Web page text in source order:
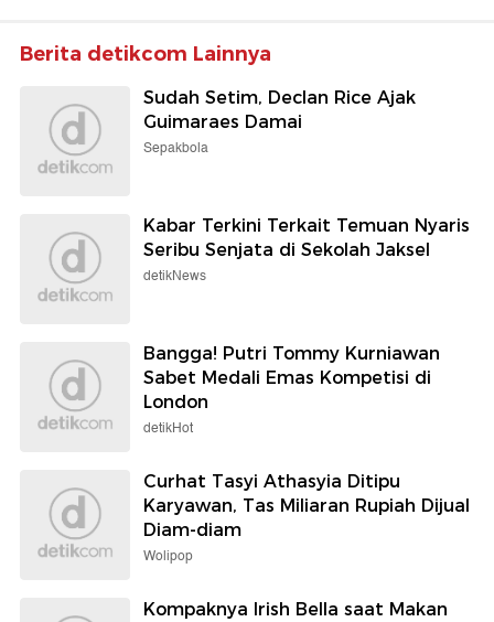
Berita detikcom Lainnya
Sudah Setim, Declan Rice Ajak
Guimaraes Damai
Sepakbola
Kabar Terkini Terkait Temuan Nyaris
Seribu Senjata di Sekolah Jaksel
detikNews
Bangga! Putri Tommy Kurniawan
Sabet Medali Emas Kompetisi di
London
detikHot
Curhat Tasyi Athasyia Ditipu
Karyawan, Tas Miliaran Rupiah Dijual
Diam-diam
Wolipop
Kompaknya Irish Bella saat Makan